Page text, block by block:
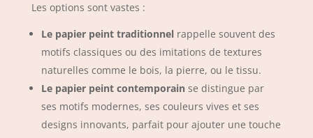
Les options sont vastes :
Le papier peint traditionnelrappelle souvent des
motifs classiques ou des imitations de textures
naturelles comme le bois, la pierre, ou le tissu.
Le papier peint contemporain se distingue par
ses motifs modernes, ses couleurs vives et ses
designs innovants, parfait pour ajouter une touche